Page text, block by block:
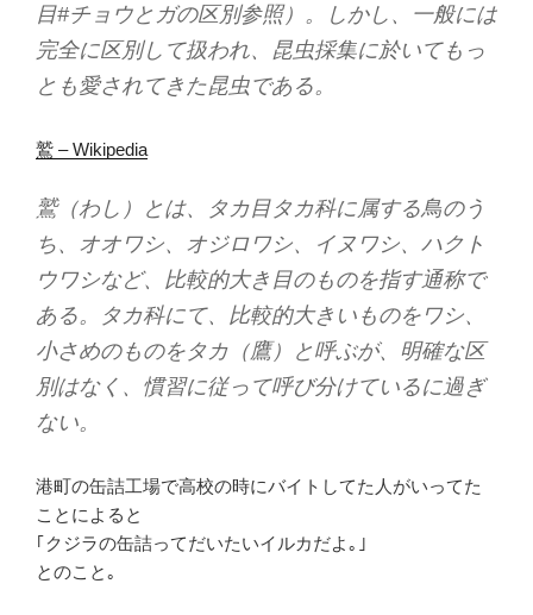
目#チョウとガの区別参照）。しかし、一般には
完全に区別して扱われ、昆虫採集に於いてもっ
とも愛されてきた昆虫である。
鷲 – Wikipedia
鷲（わし）とは、タカ目タカ科に属する鳥のう
ち、オオワシ、オジロワシ、イヌワシ、ハクト
ウワシなど、比較的大き目のものを指す通称で
ある。タカ科にて、比較的大きいものをワシ、
小さめのものをタカ（鷹）と呼ぶが、明確な区
別はなく、慣習に従って呼び分けているに過ぎ
ない。
港町の缶詰工場で高校の時にバイトしてた人がいってた
ことによると
｢クジラの缶詰ってだいたいイルカだよ｡｣
とのこと｡